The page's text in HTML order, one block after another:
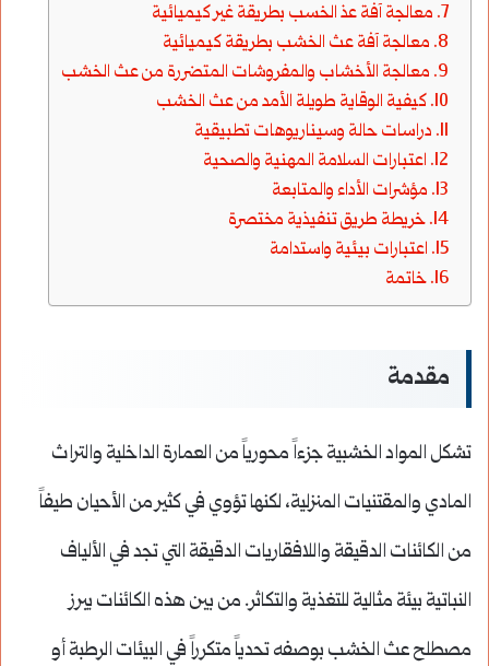
معالجة آفة عذ الخسب بطريقة غير كيميائية
معالجة آفة عث الخشب بطريقة كيميائية
معالجة الأخشاب والمفروشات المتضررة من عث الخشب
كيفية الوقاية طويلة الأمد من عث الخشب
دراسات حالة وسيناريوهات تطبيقية
اعتبارات السلامة المهنية والصحية
مؤشرات الأداء والمتابعة
خريطة طريق تنفيذية مختصرة
اعتبارات بيئية واستدامة
خاتمة
مقدمة
تشكل المواد الخشبية جزءاً محورياً من العمارة الداخلية والتراث
المادي والمقتنيات المنزلية، لكنها تؤوي في كثير من الأحيان طيفاً
من الكائنات الدقيقة واللافقاريات الدقيقة التي تجد في الألياف
النباتية بيئة مثالية للتغذية والتكاثر. من بين هذه الكائنات يبرز
مصطلح عث الخشب بوصفه تحدياً متكرراً في البيئات الرطبة أو